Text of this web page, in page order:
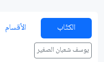
الكتّاب الأقسام
يوسف شعبان الصغير